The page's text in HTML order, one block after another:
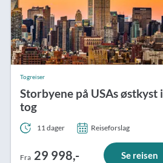
Togreiser
Storbyene på USAs østkyst i
tog
11 dager Reiseforslag
Fra 29 998,- Se reisen